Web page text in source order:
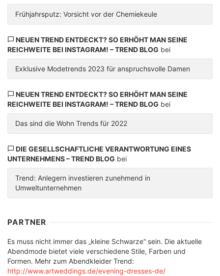
Frühjahrsputz: Vorsicht vor der Chemiekeule
NEUEN TREND ENTDECKT? SO ERHÖHT MAN SEINE
REICHWEITE BEI INSTAGRAM! – TREND BLOG bei
Exklusive Modetrends 2023 für anspruchsvolle Damen
NEUEN TREND ENTDECKT? SO ERHÖHT MAN SEINE
REICHWEITE BEI INSTAGRAM! – TREND BLOG bei
Das sind die Wohn Trends für 2022
DIE GESELLSCHAFTLICHE VERANTWORTUNG EINES
UNTERNEHMENS – TREND BLOG bei
Trend: Anlegern investieren zunehmend in
Umweltunternehmen
PARTNER
Es muss nicht immer das „kleine Schwarze“ sein. Die aktuelle
Abendmode bietet viele verschiedene Stile, Farben und
Formen. Mehr zum Abendkleider Trend:
http://www.artweddings.de/evening-dresses-de/